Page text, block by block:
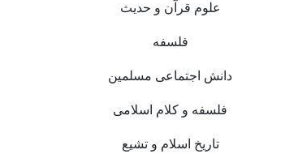
علوم قرآن و حدیث
فلسفه
دانش اجتماعی مسلمین
فلسفه و کلام اسلامی
تاریخ اسلام و تشیع